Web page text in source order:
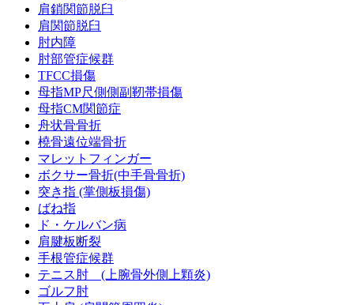
肩鎖関節脱臼
肩関節脱臼
肘内障
肘部管症候群
TFCC損傷
母指MP尺側側副靭帯損傷
母指CM関節症
舟状骨骨折
橈骨遠位端骨折
マレットフィンガー
ボクサー骨折(中手骨骨折)
突き指 (掌側板損傷)
ばね指
ド・ケルバン病
肩腱板断裂
手根管症候群
テニス肘 (上腕骨外側上顆炎)
ゴルフ肘